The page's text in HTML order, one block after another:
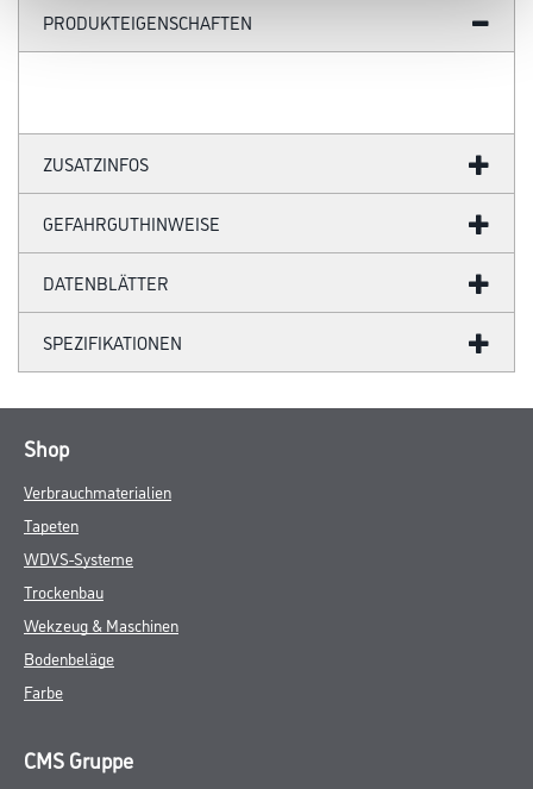
PRODUKTEIGENSCHAFTEN
ZUSATZINFOS
GEFAHRGUTHINWEISE
DATENBLÄTTER
SPEZIFIKATIONEN
Shop
Verbrauchmaterialien
Tapeten
WDVS-Systeme
Trockenbau
Wekzeug & Maschinen
Bodenbeläge
Farbe
CMS Gruppe